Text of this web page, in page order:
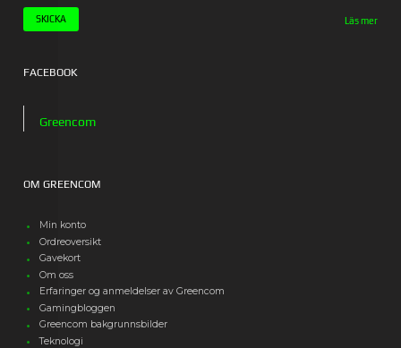
Läs mer
FACEBOOK
Greencom
OM GREENCOM
Min konto
Ordreoversikt
Gavekort
Om oss
Erfaringer og anmeldelser av Greencom
Gamingbloggen
Greencom bakgrunnsbilder
Teknologi